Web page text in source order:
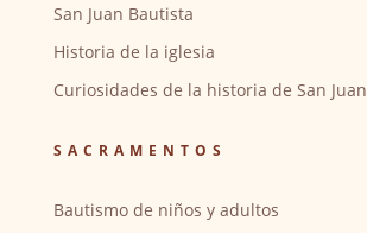
San Juan Bautista
Historia de la iglesia
Curiosidades de la historia de San Juan
SACRAMENTOS
Bautismo de niños y adultos